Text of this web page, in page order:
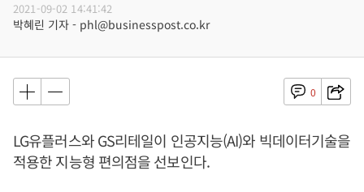
2021-09-02 14:41:42
박혜린 기자 - phl@businesspost.co.kr
0
LG유플러스와 GS리테일이 인공지능(AI)와 빅데이터기술을
적용한 지능형 편의점을 선보인다.